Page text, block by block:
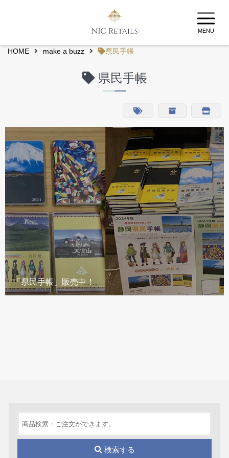
MENU
HOME make a buzz 県民手帳
県民手帳
「県民手帳」販売中！
検索する